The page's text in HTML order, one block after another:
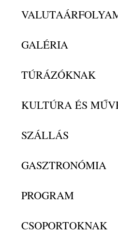
GALÉRIA
TÚRÁZÓKNAK
KULTÚRA ÉS
SZÁLLÁS
GASZTRONÓMIA
PROGRAM
CSOPORTOKNAK